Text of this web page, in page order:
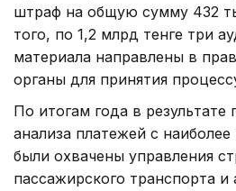
штраф на общую сумму 432
того, по 1,2 млрд тенге три
материала направлены в
органы для принятия
По итогам года в результате
анализа платежей с
были охвачены управления
пассажирского транспорта